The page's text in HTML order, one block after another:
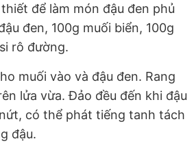
để làm món đậu đen phủ
đen, 100g muối biển, 100g
rô đường.
muối vào và đậu đen. Rang
lửa vừa. Đảo đều đến khi đậu
có thể phát tiếng tanh tách
đậu.